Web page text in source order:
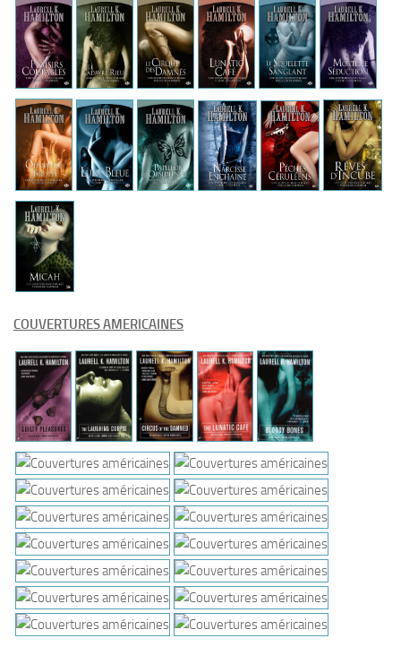
COUVERTURES AMERICAINES